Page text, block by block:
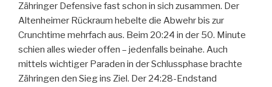
Zähringer Defensive fast schon in sich zusammen. Der
Altenheimer Rückraum hebelte die Abwehr bis zur
Crunchtime mehrfach aus. Beim 20:24 in der 50. Minute
schien alles wieder offen – jedenfalls beinahe. Auch
mittels wichtiger Paraden in der Schlussphase brachte
Zähringen den Sieg ins Ziel. Der 24:28-Endstand